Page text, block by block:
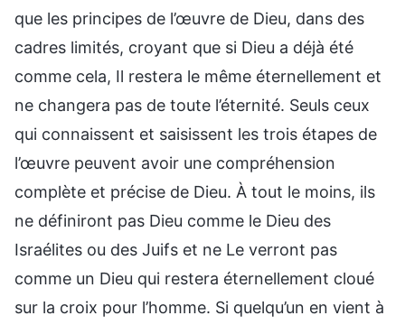
que les principes de l’œuvre de Dieu, dans des
cadres limités, croyant que si Dieu a déjà été
comme cela, Il restera le même éternellement et
ne changera pas de toute l’éternité. Seuls ceux
qui connaissent et saisissent les trois étapes de
l’œuvre peuvent avoir une compréhension
complète et précise de Dieu. À tout le moins, ils
ne définiront pas Dieu comme le Dieu des
Israélites ou des Juifs et ne Le verront pas
comme un Dieu qui restera éternellement cloué
sur la croix pour l’homme. Si quelqu’un en vient à